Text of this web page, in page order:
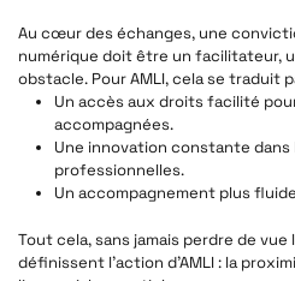
Au cœur des échanges, une
numérique doit être un facilitateur,
obstacle. Pour AMLI, cela se traduit
Un accès aux droits facilité
accompagnées.
Une innovation constante dans
professionnelles.
Un accompagnement plus
Tout cela, sans jamais perdre de
définissent l’action d’AMLI : la